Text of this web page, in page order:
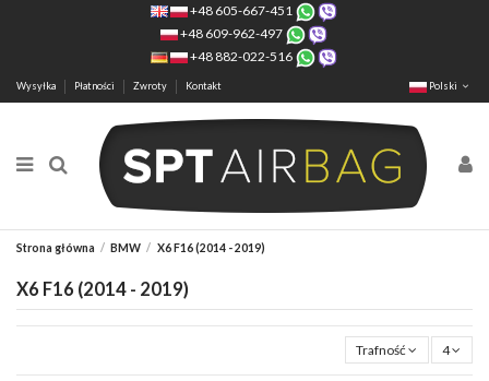
+48 605-667-451
+48 609-962-497
+48 882-022-516
Wysyłka Płatności Zwroty Kontakt Polski
Strona główna BMW X6 F16 (2014 - 2019)
X6 F16 (2014 - 2019)
Trafność 4